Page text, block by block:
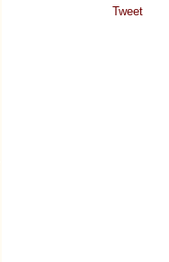
Tweet